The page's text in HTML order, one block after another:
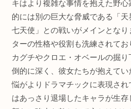
キはより複雑な事情を抱えた野
的には別の巨大な脅威である「
七天使」との戦いがメインとなり
ターの性格や役割も洗練されて
カグチやクロエ・オベールの掘
倒的に深く、彼女たちが抱えて
悩がよりドラマチックに表現さ
はあっさり退場したキャラが生